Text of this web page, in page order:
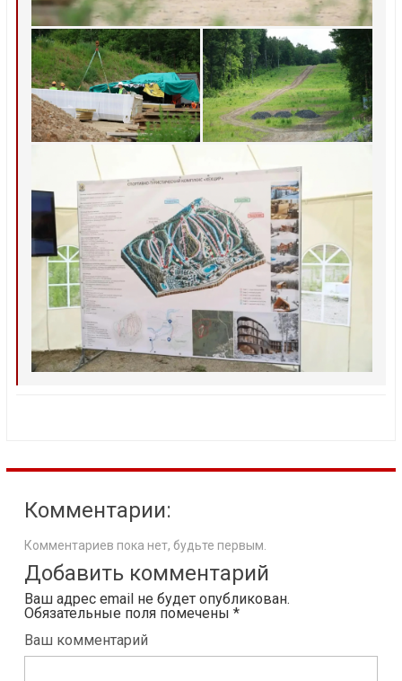
Комментарии:
Комментариев пока нет, будьте первым.
Добавить комментарий
Ваш адрес email не будет опубликован.
Обязательные поля помечены *
Ваш комментарий